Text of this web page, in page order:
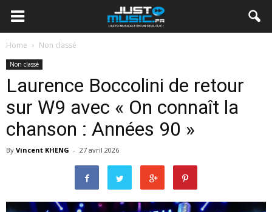
Home Non classé
Non classé
Laurence Boccolini de retour
sur W9 avec « On connaît la
chanson : Années 90 »
By Vincent KHENG - 27 avril 2026